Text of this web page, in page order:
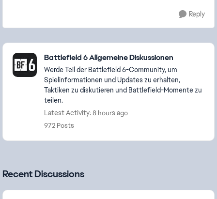
Reply
Featured Places
Battlefield 6 Allgemeine Diskussionen
Werde Teil der Battlefield 6-Community, um
Spielinformationen und Updates zu erhalten,
Taktiken zu diskutieren und Battlefield-Momente zu
teilen.
Latest Activity: 8 hours ago
972 Posts
Recent Discussions